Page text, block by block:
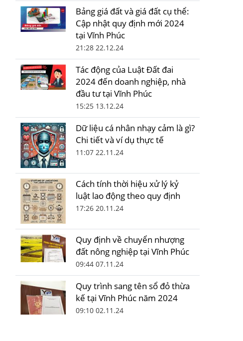
Bảng giá đất và giá đất cụ thể:
Cập nhật quy định mới 2024
tại Vĩnh Phúc
21:28 22.12.24
Tác động của Luật Đất đai
2024 đến doanh nghiệp, nhà
đầu tư tại Vĩnh Phúc
15:25 13.12.24
Dữ liệu cá nhân nhạy cảm là gì?
Chi tiết và ví dụ thực tế
11:07 22.11.24
Cách tính thời hiệu xử lý kỷ
luật lao động theo quy định
17:26 20.11.24
Quy định về chuyển nhượng
đất nông nghiệp tại Vĩnh Phúc
09:44 07.11.24
Quy trình sang tên sổ đỏ thừa
kế tại Vĩnh Phúc năm 2024
09:10 02.11.24